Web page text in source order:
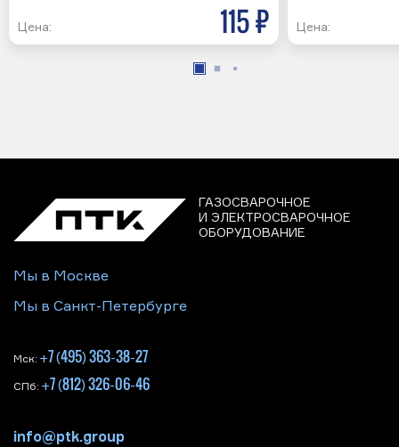
Цена: 115 р Цена:
ГАЗОСВАРОЧНОЕ
И ЭЛЕКТРОСВАРОЧНОЕ
ОБОРУДОВАНИЕ
Мы в Москве
Мы в Санкт-Петербурге
Мск: +7 (495) 363-38-27
СПб: +7 (812) 326-06-46
info@ptk.group